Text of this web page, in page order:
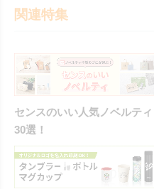
関連特集
センスのいい人気ノベルティ
30選！